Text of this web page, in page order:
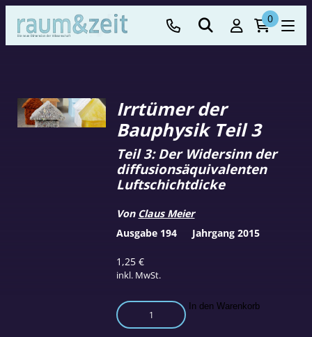
0
Irrtümer der
Bauphysik Teil 3
1,25€
inkl. MwSt.
Teil 3: Der Widersinn der
diffusionsäquivalenten
Luftschichtdicke
Von Claus Meier
Irrtümer
der
In den Warenkorb
Ausgabe 194 Jahrgang 2015